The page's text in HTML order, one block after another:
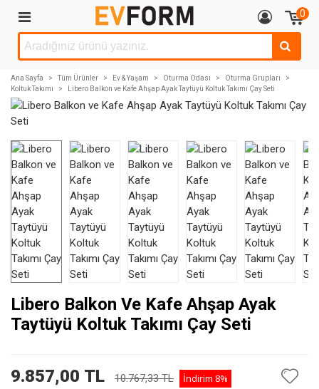
0
Ana Sayfa > Tüm Ürünler > Ev & Yaşam > Oturma Odası > Oturma Grupları
>
Koltuk Takımı
> Libero Balkon ve Kafe Ahşap Ayak Taytüyü Koltuk Takımı Çay Seti
Libero Balkon Ve Kafe Ahşap Ayak
Taytüyü Koltuk Takımı Çay Seti
9.857,00 TL 10.767,33 TL İndirim 8%